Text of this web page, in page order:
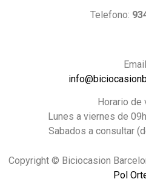
Telefono:
Horario de
Lunes a viernes de
Sabados a consultar
Copyright © Biciocasion
Pol